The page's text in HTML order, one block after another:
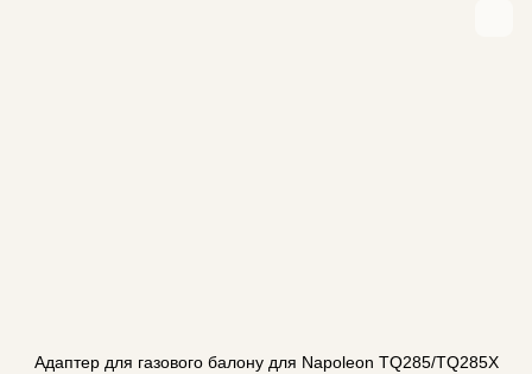
Адаптер для газового балону для Napoleon TQ285/TQ285X